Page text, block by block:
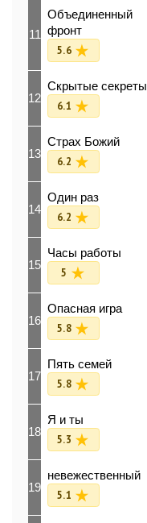
11
Объединенный
фронт
5.6
12
Скрытые секреты
6.1
13
Страх Божий
6.2
14
Один раз
6.2
15
Часы работы
5
16
Опасная игра
5.8
17
Пять семей
5.8
18
Я и ты
5.3
19
невежественный
5.1